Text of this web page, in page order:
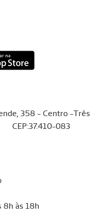
358 - Centro -Três
083
8h às 18h